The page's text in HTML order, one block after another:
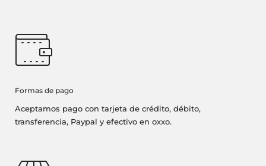
Formas de pago
Aceptamos pago con tarjeta de crédito, débito,
transferencia, Paypal y efectivo en oxxo.